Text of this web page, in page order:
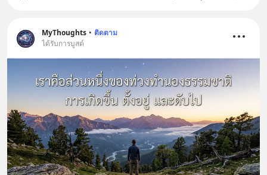
MyThoughts • ติดตาม
ได้รับการบูสต์